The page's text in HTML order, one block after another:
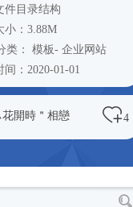
件目录结构
小：3.88M
类： 模板- 企业网站
间：2020-01-01
花開時＂相戀 4